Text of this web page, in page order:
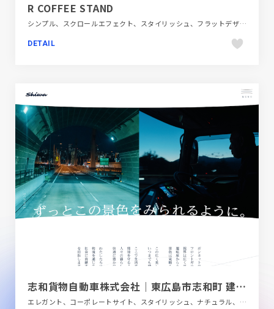
R COFFEE STAND
シンプル、スクロールエフェクト、スタイリッシュ、フラットデザイン、ブランド・サービスサイト、ブルー系、ホワイト系、モーション多め、大きめ写真、飲食店・グルメ・ウェディング
DETAIL
志和貨物自動車株式会社｜東広島市志和町 建築現場資材、船舶関連、ユニットバス、飲料、西条酒、一般雑貨、お急ぎのお荷物や宅配も可能
エレガント、コーポレートサイト、スタイリッシュ、ナチュラル、ブルー系、ホワイト系、大きめ写真、自動車・乗り物・交通